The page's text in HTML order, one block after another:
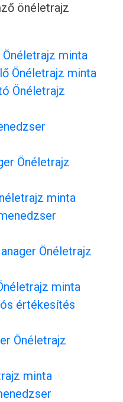
önéletrajz
minta
Önéletrajz minta
Önéletrajz
Önéletrajz
minta
Önéletrajz
minta
értékesítés
Önéletrajz
minta